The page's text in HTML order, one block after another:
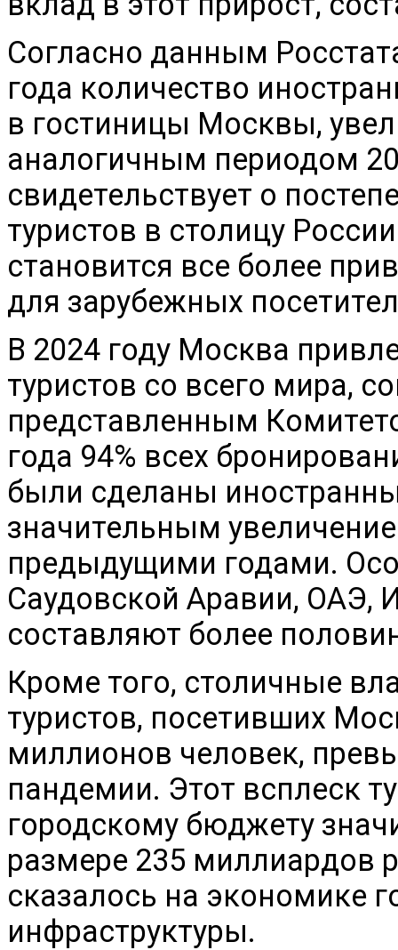
Согласно данным
года количество
в гостиницы Москвы,
аналогичным периодом
свидетельствует о
туристов в столицу
становится все более
для зарубежных
В 2024 году Москва
туристов со всего мира,
представленным
года 94% всех
были сделаны
значительным
предыдущими годами.
Саудовской Аравии, ОАЭ,
составляют более
Кроме того, столичные
туристов, посетивших
миллионов человек,
пандемии. Этот всплеск
городскому бюджету
размере 235 миллиардов
сказалось на экономике
инфраструктуры.